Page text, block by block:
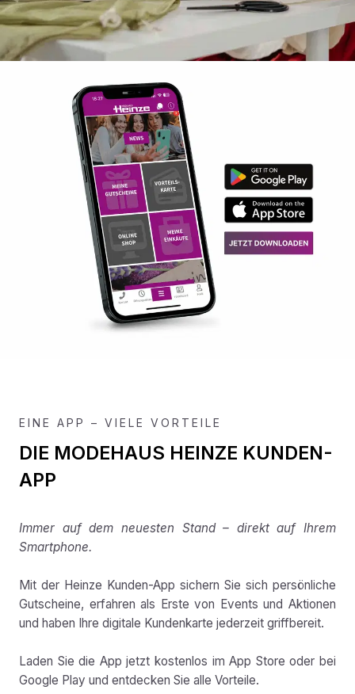
EINE APP – VIELE VORTEILE
DIE MODEHAUS HEINZE KUNDEN-
APP
Immer auf dem neuesten Stand – direkt auf Ihrem
Smartphone.
Mit der Heinze Kunden-App sichern Sie sich persönliche
Gutscheine, erfahren als Erste von Events und Aktionen
und haben Ihre digitale Kundenkarte jederzeit griffbereit.
Laden Sie die App jetzt kostenlos im App Store oder bei
Google Play und entdecken Sie alle Vorteile.